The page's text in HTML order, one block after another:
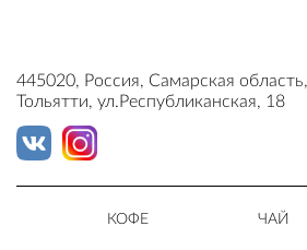
445020, Россия, Самарская область,
Тольятти, ул.Республиканская, 18
КОФЕ ЧАЙ